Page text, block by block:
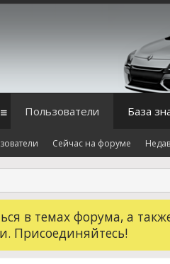
в темах форума, а
Присоединяйтесь!
Пользователи
Сейчас на форуме
База